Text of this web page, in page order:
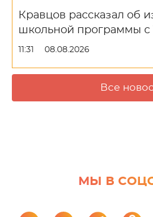
Кравцов рассказал об
школьной программы с
11:31 08.08.2026
Все
МЫ В